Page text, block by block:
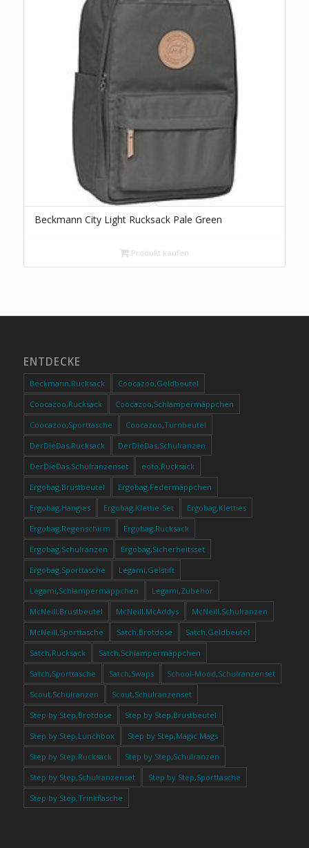
Beckmann City Light Rucksack Pale Green
Produkt kaufen
ENTDECKE
Beckmann,Rucksack
Coocazoo,Geldbeutel
Coocazoo,Rucksack
Coocazoo,Schlampermäppchen
Coocazoo,Sporttasche
Coocazoo,Turnbeutel
DerDieDas,Rucksack
DerDieDas,Schulranzen
DerDieDas,Schulranzenset
eoto,Rucksack
Ergobag,Brustbeutel
Ergobag,Federmäppchen
Ergobag,Hangies
Ergobag,Klettie-Set
Ergobag,Kletties
Ergobag,Regenschirm
Ergobag,Rucksack
Ergobag,Schulranzen
Ergobag,Sicherheitsset
Ergobag,Sporttasche
Legami,Gelstift
Legami,Schlampermäppchen
Legami,Zubehör
McNeill,Brustbeutel
McNeill,McAddys
McNeill,Schulranzen
McNeill,Sporttasche
Satch,Brotdose
Satch,Geldbeutel
Satch,Rucksack
Satch,Schlampermäppchen
Satch,Sporttasche
Satch,Swaps
School-Mood,Schulranzenset
Scout,Schulranzen
Scout,Schulranzenset
Step by Step,Brotdose
Step by Step,Brustbeutel
Step by Step,Lunchbox
Step by Step,Magic Mags
Step by Step,Rucksack
Step by Step,Schulranzen
Step by Step,Schulranzenset
Step by Step,Sporttasche
Step by Step,Trinkflasche